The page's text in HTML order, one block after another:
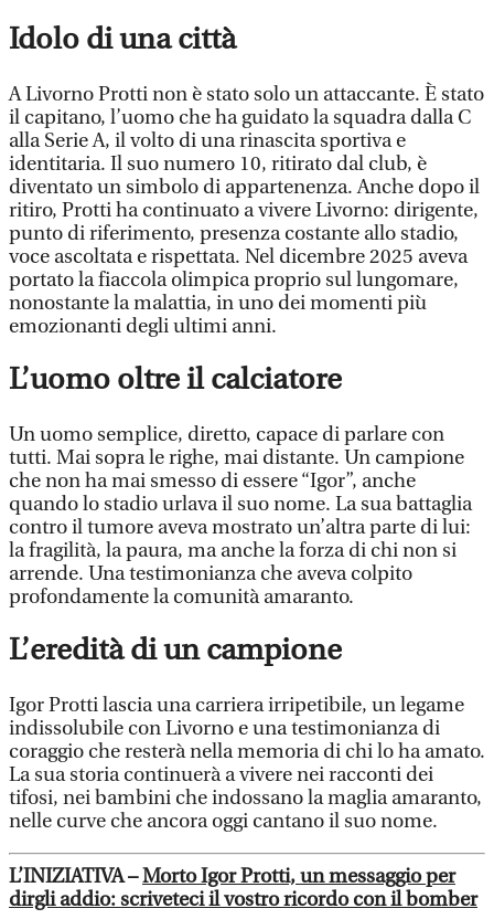
Idolo di una città
A Livorno Protti non è stato solo un attaccante. È stato
il capitano, l’uomo che ha guidato la squadra dalla C
alla Serie A, il volto di una rinascita sportiva e
identitaria. Il suo numero 10, ritirato dal club, è
diventato un simbolo di appartenenza. Anche dopo il
ritiro, Protti ha continuato a vivere Livorno: dirigente,
punto di riferimento, presenza costante allo stadio,
voce ascoltata e rispettata. Nel dicembre 2025 aveva
portato la fiaccola olimpica proprio sul lungomare,
nonostante la malattia, in uno dei momenti più
emozionanti degli ultimi anni.
L’uomo oltre il calciatore
Un uomo semplice, diretto, capace di parlare con
tutti. Mai sopra le righe, mai distante. Un campione
che non ha mai smesso di essere “Igor”, anche
quando lo stadio urlava il suo nome. La sua battaglia
contro il tumore aveva mostrato un’altra parte di lui:
la fragilità, la paura, ma anche la forza di chi non si
arrende. Una testimonianza che aveva colpito
profondamente la comunità amaranto.
L’eredità di un campione
Igor Protti lascia una carriera irripetibile, un legame
indissolubile con Livorno e una testimonianza di
coraggio che resterà nella memoria di chi lo ha amato.
La sua storia continuerà a vivere nei racconti dei
tifosi, nei bambini che indossano la maglia amaranto,
nelle curve che ancora oggi cantano il suo nome.
L’INIZIATIVA –Morto Igor Protti, un messaggio per
dirgli addio: scriveteci il vostro ricordo con il bomber